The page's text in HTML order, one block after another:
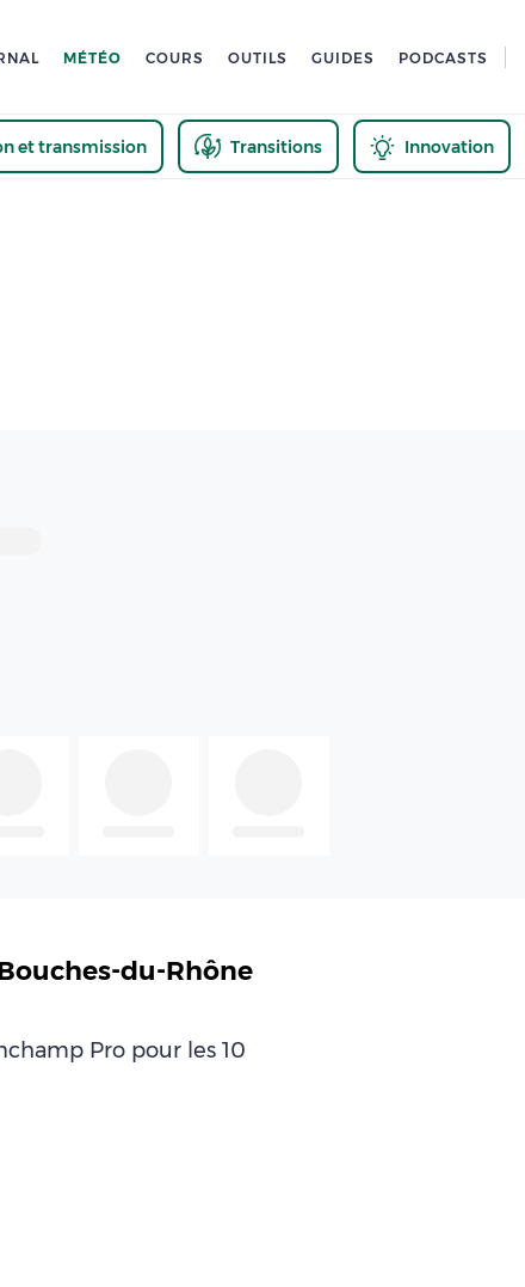
MÉTÉO COURS OUTILS GUIDES PODCASTS
et transmission Transitions Innovation
du-Rhône
Pro pour les 10